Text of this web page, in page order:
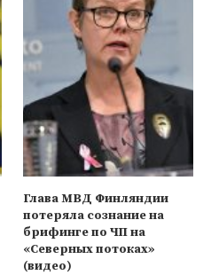
Глава МВД Финляндии
потеряла сознание на
брифинге по ЧП на
«Северных потоках»
(видео)